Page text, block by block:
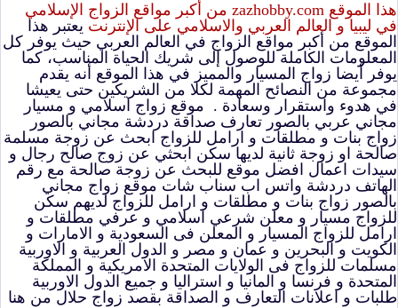
هذا الموقع zazhobby.com من أكبر مواقع الزواج الإسلامي
في ليبيا و العالم العربي والاسلامي على الإنترنت يعتبر هذا
الموقع من أكبر مواقع الزواج في العالم العربي حيث يوفر كل
المعلومات الكاملة للوصول إلى شريك الحياة المناسب، كما
يوفر أيضا زواج المسيار والمميز في هذا الموقع أنه يقدم
مجموعة من النصائح المهمة لكلا من الشريكين حتى يعيشا
في هدوء واستقرار وسعادة . موقع زواج اسلامي و مسيار
مجاني عربي بالصور تعارف صداقة دردشة مجاني بالصور
زواج بنات و مطلقات و ارامل للزواج ابحث عن زوجة مسلمة
صالحة او زوجة ثانية لديها سكن ابحثي عن زوج صالح رجال و
سيدات اعمال افضل موقع للبحث عن زوجة صالحة مع رقم
الهاتف دردشة واتس اب سناب شات موقع زواج مجاني
بالصور زواج بنات و مطلقات و ارامل للزواج لديهم سكن
للزواج مسيار و معلن شرعي اسلامي و عرفي مطلقات و
ارامل للزواج المسيار و المعلن فى السعودية و الامارات و
الكويت و البحرين و عمان و مصر و الدول العربية و الاوربية
مسلمات للزواج فى الولايات المتحدة الامريكية و المملكة
المتحدة و فرنسا و المانيا و استراليا و جميع الدول الاوربية
طلبات و اعلانات التعارف و الصداقة بقصد زواج حلال من هنا